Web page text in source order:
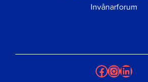
Invånarforum
Facebook